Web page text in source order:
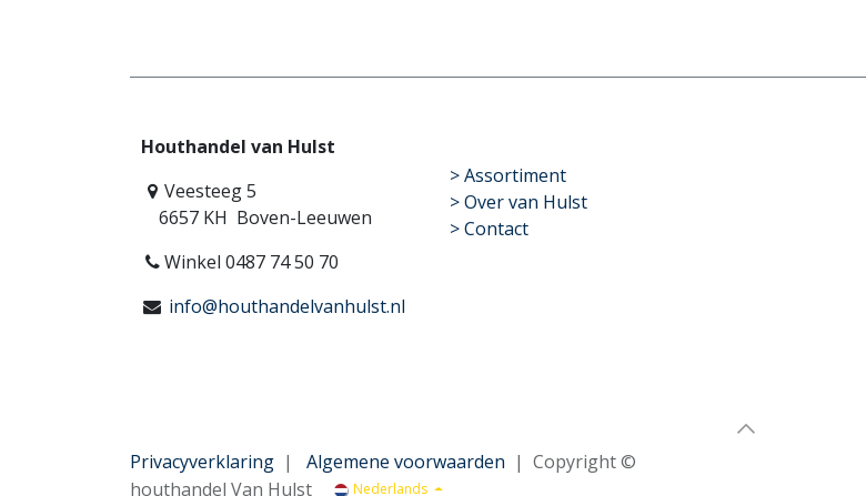
Houthandel van Hulst
Veesteeg 5
6657 KH Boven-Leeuwen
Winkel 0487 74 50 70
info@houthandelvanhulst.nl
​>Assortiment
> Over van Hulst
> Contact
Privacyverklaring | Algemene voorwaarden | Copyright ©
houthandel Van Hulst
Nederlands